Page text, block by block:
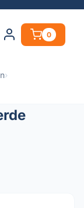
0
›